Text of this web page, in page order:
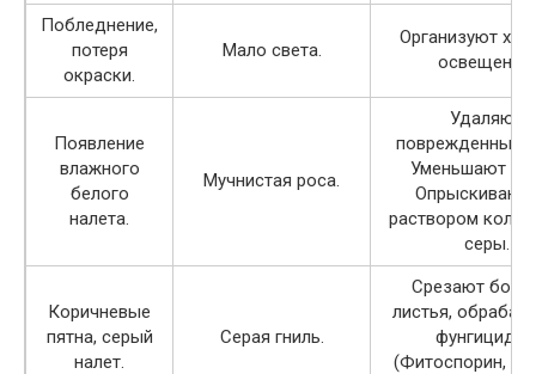
Побледнение,
потеря
окраски.
Мало света.
Организуют
освещение.
Появление
влажного
белого
налета.
Мучнистая роса.
Удаляют
поврежденные
Уменьшают
Опрыскивают
раствором
серы.
Коричневые
пятна, серый
налет.
Серая гниль.
Срезают
листья,
(Фитоспорин,